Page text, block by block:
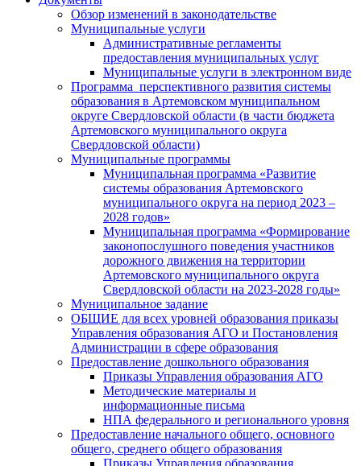
Обзор изменений в законодательстве
Муниципальные услуги
Административные регламенты
предоставления муниципальных услуг
Муниципальные услуги в электронном виде
Программа перспективного развития системы
образования в Артемовском муниципальном
округе Свердловской области (в части бюджета
Артемовского муниципального округа
Свердловской области)
Муниципальные программы
Муниципальная программа «Развитие
системы образования Артемовского
муниципального округа на период 2023 –
2028 годов»
Муниципальная программа «Формирование
законопослушного поведения участников
дорожного движения на территории
Артемовского муниципального округа
Свердловской области на 2023-2028 годы»
Муниципальное задание
ОБЩИЕ для всех уровней образования приказы
Управления образования АГО и Постановления
Администрации в сфере образования
Предоставление дошкольного образования
Приказы Управления образования АГО
Методические материалы и
информационные письма
НПА федерального и регионального уровня
Предоставление начального общего, основного
общего, среднего общего образования